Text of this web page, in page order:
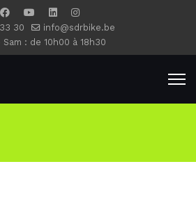
30
info@sdrbike.be
Sam : de 10h00 à 18h30